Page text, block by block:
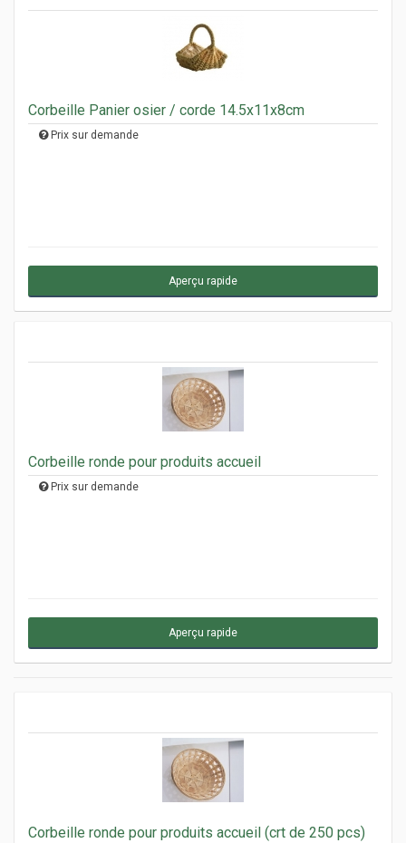
Corbeille Panier osier / corde 14.5x11x8cm
Prix sur demande
Aperçu rapide
Corbeille ronde pour produits accueil
Prix sur demande
Aperçu rapide
Corbeille ronde pour produits accueil (crt de 250 pcs)